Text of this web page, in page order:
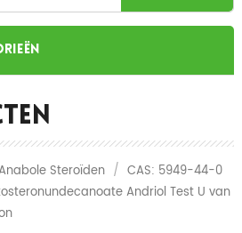
Steroïden / CAS: 5949-44-0
Andriol Test U van